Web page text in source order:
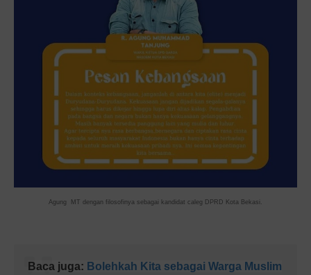
Agung MT dengan filosofinya sebagai kandidat caleg DPRD Kota Bekasi.
Baca juga: Bolehkah Kita sebagai Warga Muslim